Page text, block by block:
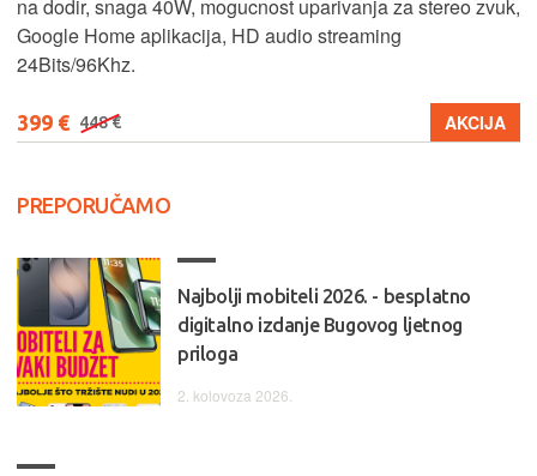
na dodir, snaga 40W, mogucnost uparivanja za stereo zvuk,
Google Home aplikacija, HD audio streaming
24Bits/96Khz.
399 € 448 € AKCIJA
PREPORUČAMO
Najbolji mobiteli 2026. - besplatno
digitalno izdanje Bugovog ljetnog
priloga
2. kolovoza 2026.